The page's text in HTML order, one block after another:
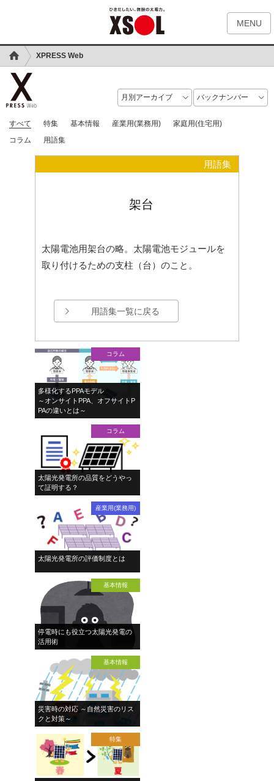
MENU
XPRESS Web
すべて 特集 基本情報 産業用(業務用)
家庭用(住宅用)
コラム
用語集
用語集
架台
太陽電池用架台の略。太陽電池モジュールを
取り付けるための支柱（台）のこと。
用語集一覧に戻る
コラム
多様化するPPAモデル
～オンサイトPPA、オフサイトP
PAの違いとは～
コラム
太陽光発電所の品質をどうやっ
て証明する？
産業用(業務用)
太陽光発電所の評価制度とは
基本情報
停電時にも役立つ太陽光発電の
活用術
基本情報
災害時の対応 ～自然災害のリス
クと対策～
特集